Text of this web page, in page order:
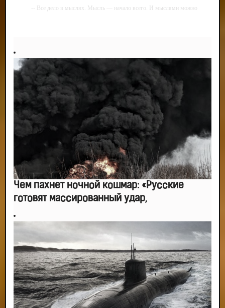
-- Все дело в мыслях. Мысль — начало всего. И мыслями можно
-- Самое большое богатство — это ум. Самая большая нищета — глупость.
Из всех страхов самый пугающий — самолюбование.
-- Лучшее, что можно сделать с хорошим советом, это пропустить его
мимо ушей. Он никогда не бывает полезен никому, кроме того, кто его дал.
-- Люблю давать советы и очень не люблю, когда их дают мне.
Чем пахнет ночной кошмар: «Русские
готовят массированный удар,